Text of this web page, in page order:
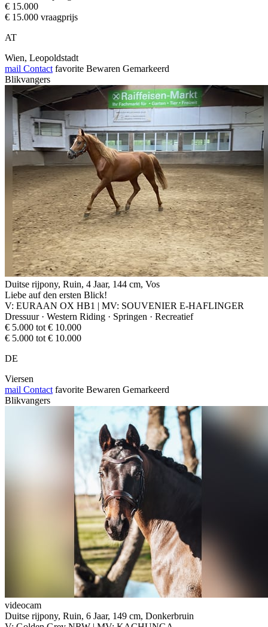
€ 15.000
€ 15.000 vraagprijs
AT
Wien, Leopoldstadt
mail Contact favorite Bewaren Gemarkeerd
Blikvangers
Duitse rijpony, Ruin, 4 Jaar, 144 cm, Vos
Liebe auf den ersten Blick!
V: EURAAN OX HB1 | MV: SOUVENIER E-HAFLINGER
Dressuur · Western Riding · Springen · Recreatief
€ 5.000 tot € 10.000
€ 5.000 tot € 10.000
DE
Viersen
mail Contact favorite Bewaren Gemarkeerd
Blikvangers
videocam
Duitse rijpony, Ruin, 6 Jaar, 149 cm, Donkerbruin